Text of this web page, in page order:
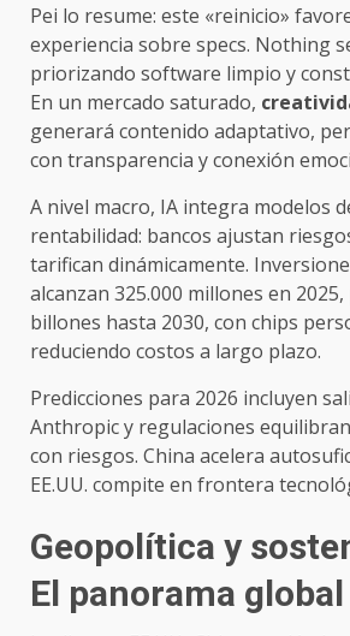
Pei lo resume: este «reinicio»
experiencia sobre specs. Nothing
priorizando software limpio y
En un mercado saturado,
generará contenido adaptativo,
con transparencia y conexión
A nivel macro, IA integra modelos
rentabilidad: bancos ajustan
tarifican dinámicamente.
alcanzan 325.000 millones en
billones hasta 2030, con chips
reduciendo costos a largo plazo.
Predicciones para 2026 incluyen
Anthropic y regulaciones
con riesgos. China acelera
EE.UU. compite en frontera
Geopolítica y
El panorama